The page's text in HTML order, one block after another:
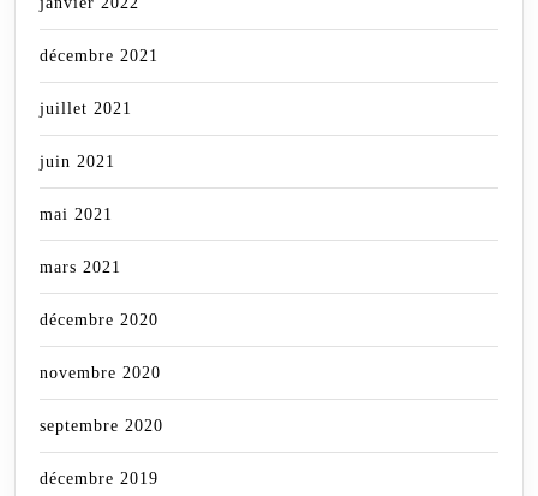
décembre 2021
juillet 2021
juin 2021
mai 2021
mars 2021
décembre 2020
novembre 2020
septembre 2020
décembre 2019